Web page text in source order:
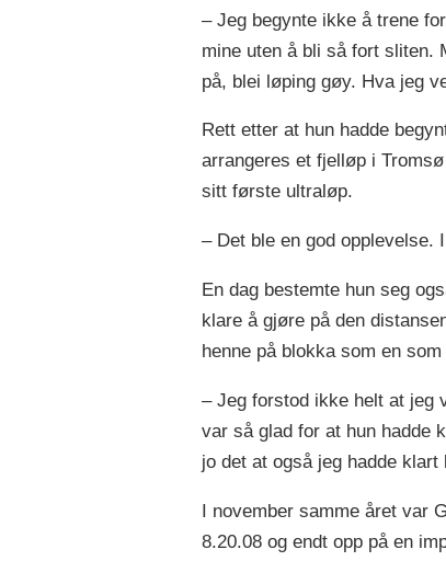
– Jeg begynte ikke å trene
mine uten å bli så fort sliten.
på, blei løping gøy. Hva jeg
Rett etter at hun hadde
arrangeres et fjelløp i
sitt første ultraløp.
– Det ble en god opplevelse.
En dag bestemte hun seg
klare å gjøre på den
henne på blokka som en
– Jeg forstod ikke helt at jeg
var så glad for at hun hadde
jo det at også jeg hadde
I november samme året var
8.20.08 og endt opp på en